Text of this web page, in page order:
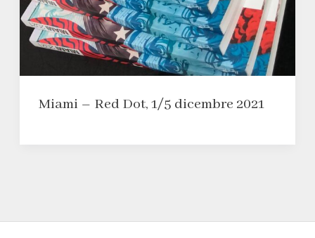
Miami – Red Dot, 1/5 dicembre 2021